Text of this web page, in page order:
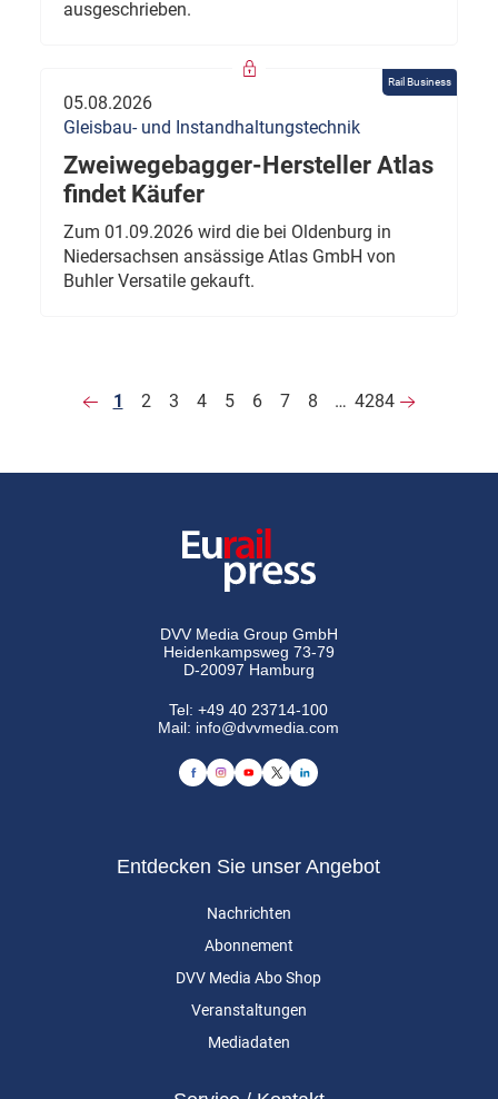
ausgeschrieben.
Rail Business
05.08.2026
Gleisbau- und Instandhaltungstechnik
Zweiwegebagger-Hersteller Atlas
findet Käufer
Zum 01.09.2026 wird die bei Oldenburg in
Niedersachsen ansässige Atlas GmbH von
Buhler Versatile gekauft.
1 2 3 4 5 6 7 8 … 4284
DVV Media Group GmbH
Heidenkampsweg 73-79
D-20097 Hamburg
Tel:+49 40 23714-100
Mail: info@dvvmedia.com
Entdecken Sie unser Angebot
Nachrichten
Abonnement
DVV Media Abo Shop
Veranstaltungen
Mediadaten